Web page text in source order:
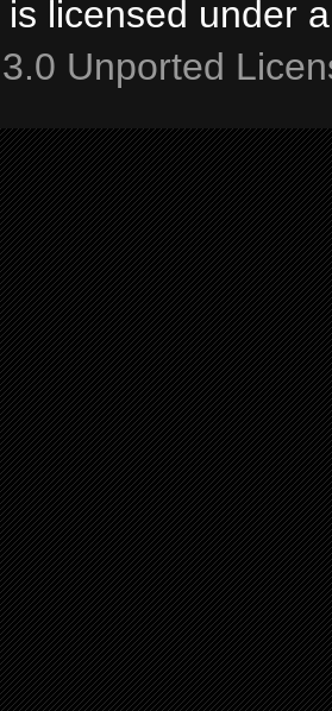
is licensed under
Unported